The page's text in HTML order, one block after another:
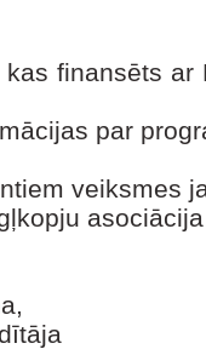
kas finansēts
par
veiksmes
asociācija